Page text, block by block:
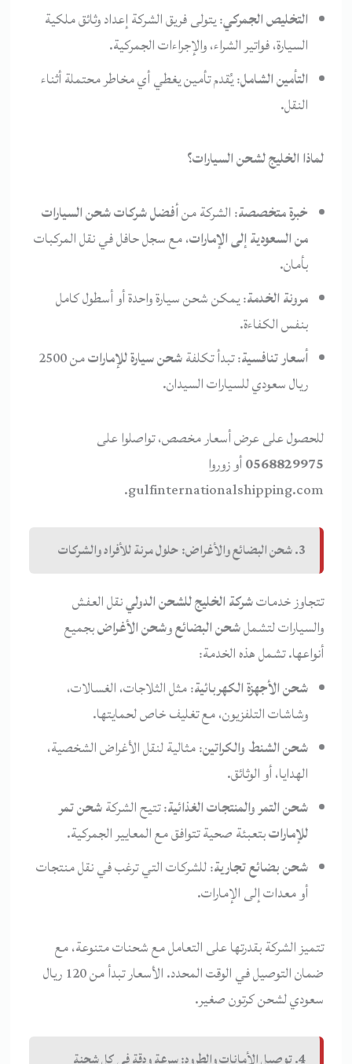
التخليص الجمركي: يتولى فريق الشركة إعداد وثائق ملكية
السيارة، فواتير الشراء، والإجراءات الجمركية.
التأمين الشامل: يُقدم تأمين يغطي أي مخاطر محتملة أثناء
النقل.
لماذا الخليج لشحن السيارات؟
خبرة متخصصة: الشركة منأفضل شركات شحن السيارات
من السعودية إلى الإمارات، مع سجل حافل في نقل المركبات
بأمان.
مرونة الخدمة: يمكن شحن سيارة واحدة أو أسطول كامل
بنفس الكفاءة.
أسعار تنافسية: تبدأ تكلفةشحن سيارة للإمارات
من 2500
ريال سعودي للسيارات السيدان.
للحصول على عرض أسعار مخصص، تواصلوا على
0568829975أو زوروا
gulfinternationalshipping.com.
3. شحن البضائع والأغراض: حلول مرنة للأفراد والشركات
تتجاوز خدماتشركة الخليج للشحن الدولينقل العفش
والسيارات لتشملشحن البضائعوشحن الأغراضبجميع
أنواعها. تشمل هذه الخدمة:
شحن الأجهزة الكهربائية: مثل الثلاجات، الغسالات،
وشاشات التلفزيون، مع تغليف خاص لحمايتها.
شحن الشنط والكراتين: مثالية لنقل الأغراض الشخصية،
الهدايا، أو الوثائق.
شحن التمر والمنتجات الغذائية: تتيح الشركةشحن تمر
للإماراتبتعبئة صحية تتوافق مع المعايير الجمركية.
شحن بضائع تجارية: للشركات التي ترغب في نقل منتجات
أو معدات إلى الإمارات.
تتميز الشركة بقدرتها على التعامل مع شحنات متنوعة، مع
ضمان التوصيل في الوقت المحدد. الأسعار تبدأ من 120 ريال
سعودي لشحن كرتون صغير.